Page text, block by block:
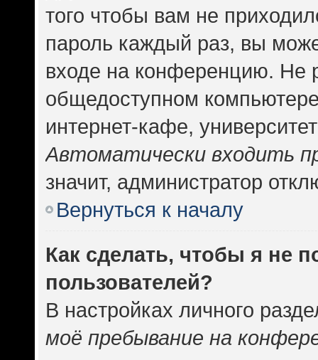
того чтобы вам не
пароль каждый раз, вы
входе на конференцию. Не
общедоступном
интернет-кафе,
Автоматически входить
значит, администратор
Вернуться к началу
Как сделать, чтобы я не
пользователей?
В настройках личного
моё пребывание на